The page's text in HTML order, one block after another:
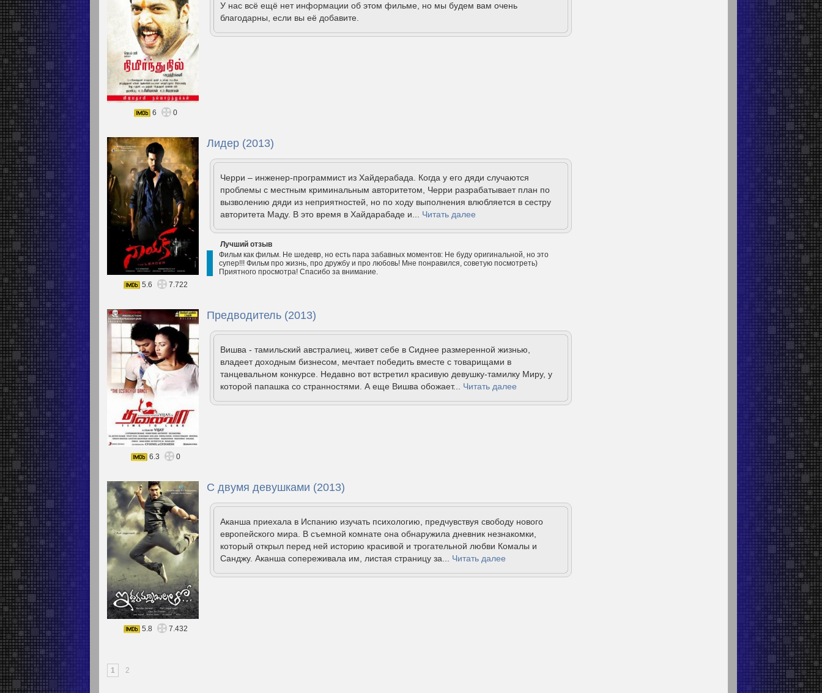
У нас всё ещё нет информации об этом фильме, но мы будем вам очень
благодарны, если вы её добавите.
6 0
Лидер (2013)
Черри – инженер-программист из Хайдерабада. Когда у его дяди случаются
проблемы с местным криминальным авторитетом, Черри разрабатывает план по
вызволению дяди из неприятностей, но по ходу выполнения влюбляется в сестру
авторитета Маду. В это время в Хайдарабаде и... Читать далее
Лучший отзыв
Фильм как фильм. Не шедевр, но есть пара забавных моментов: Не буду оригинальной, но это
супер!!! Фильм про жизнь, про дружбу и про любовь! Мне понравился, советую посмотреть)
Приятного просмотра! Спасибо за внимание.
5.6
7.722
Предводитель (2013)
Вишва - тамильский австралиец, живет себе в Сиднее размеренной жизнью,
владеет доходным бизнесом, мечтает победить вместе с товарищами в
танцевальном конкурсе. Недавно вот встретил красивую девушку-тамилку Миру, у
которой папашка со странностями. А еще Вишва обожает... Читать далее
6.3 0
С двумя девушками (2013)
Аканша приехала в Испанию изучать психологию, предчувствуя свободу нового
европейского мира. В съемной комнате она обнаружила дневник незнакомки,
который открыл перед ней историю красивой и трогательной любви Комалы и
Санджу. Аканша сопереживала им, листая страницу за... Читать далее
5.8 7.432
1 2